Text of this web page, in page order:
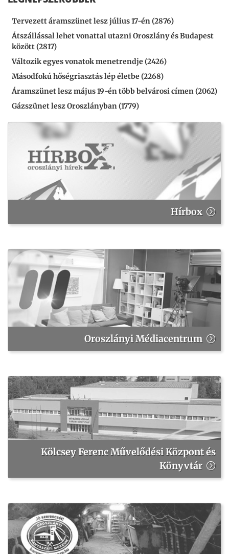
Tervezett áramszünet lesz július 17-én (2876)
Átszállással lehet vonattal utazni Oroszlány és Budapest
között (2817)
Változik egyes vonatok menetrendje (2426)
Másodfokú hőségriasztás lép életbe (2268)
Áramszünet lesz május 19-én több belvárosi címen (2062)
Gázszünet lesz Oroszlányban (1779)
Hírbox
Oroszlányi Médiacentrum
Kölcsey Ferenc Művelődési Központ és
Könyvtár